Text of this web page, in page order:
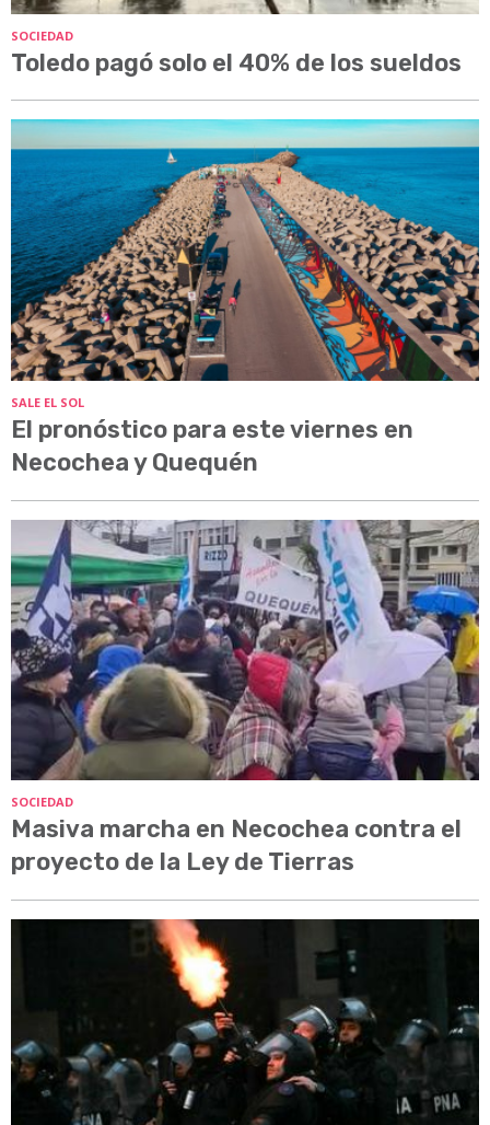
SOCIEDAD
Toledo pagó solo el 40% de los sueldos
SALE EL SOL
El pronóstico para este viernes en
Necochea y Quequén
SOCIEDAD
Masiva marcha en Necochea contra el
proyecto de la Ley de Tierras